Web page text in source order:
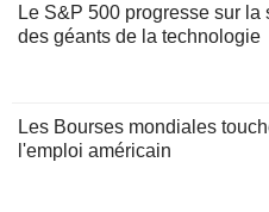
Le S&P 500 progresse sur
des géants de la technologie
Les Bourses mondiales
l'emploi américain